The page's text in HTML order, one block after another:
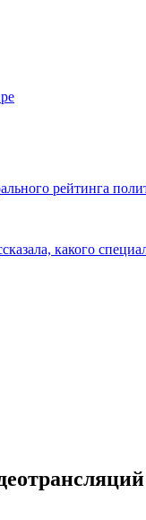
рейтинга
какого